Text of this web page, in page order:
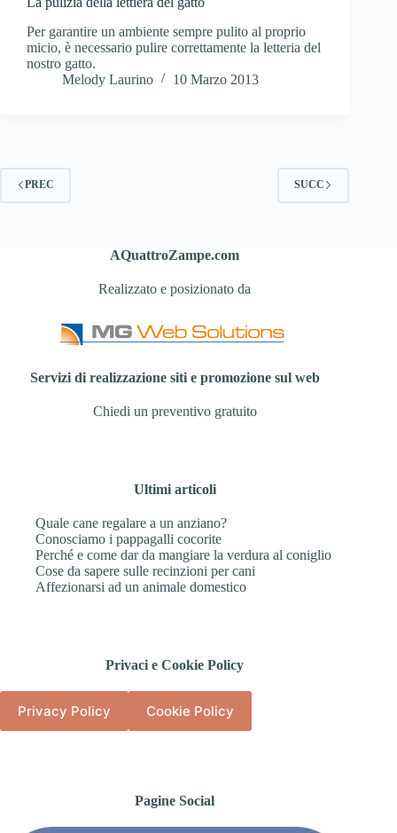
Per garantire un ambiente sempre pulito al proprio
micio, è necessario pulire correttamente la letteria del
nostro gatto.
Melody Laurino
10 Marzo 2013
PREC SUCC
AQuattroZampe.com
Realizzato e posizionato da
Servizi di realizzazione siti e promozione sul web
Chiedi un preventivo gratuito
Ultimi articoli
Quale cane regalare a un anziano?
Conosciamo i pappagalli cocorite
Perché e come dar da mangiare la verdura al coniglio
Cose da sapere sulle recinzioni per cani
Affezionarsi ad un animale domestico
Privaci e Cookie Policy
Privacy Policy Cookie Policy
Pagine Social